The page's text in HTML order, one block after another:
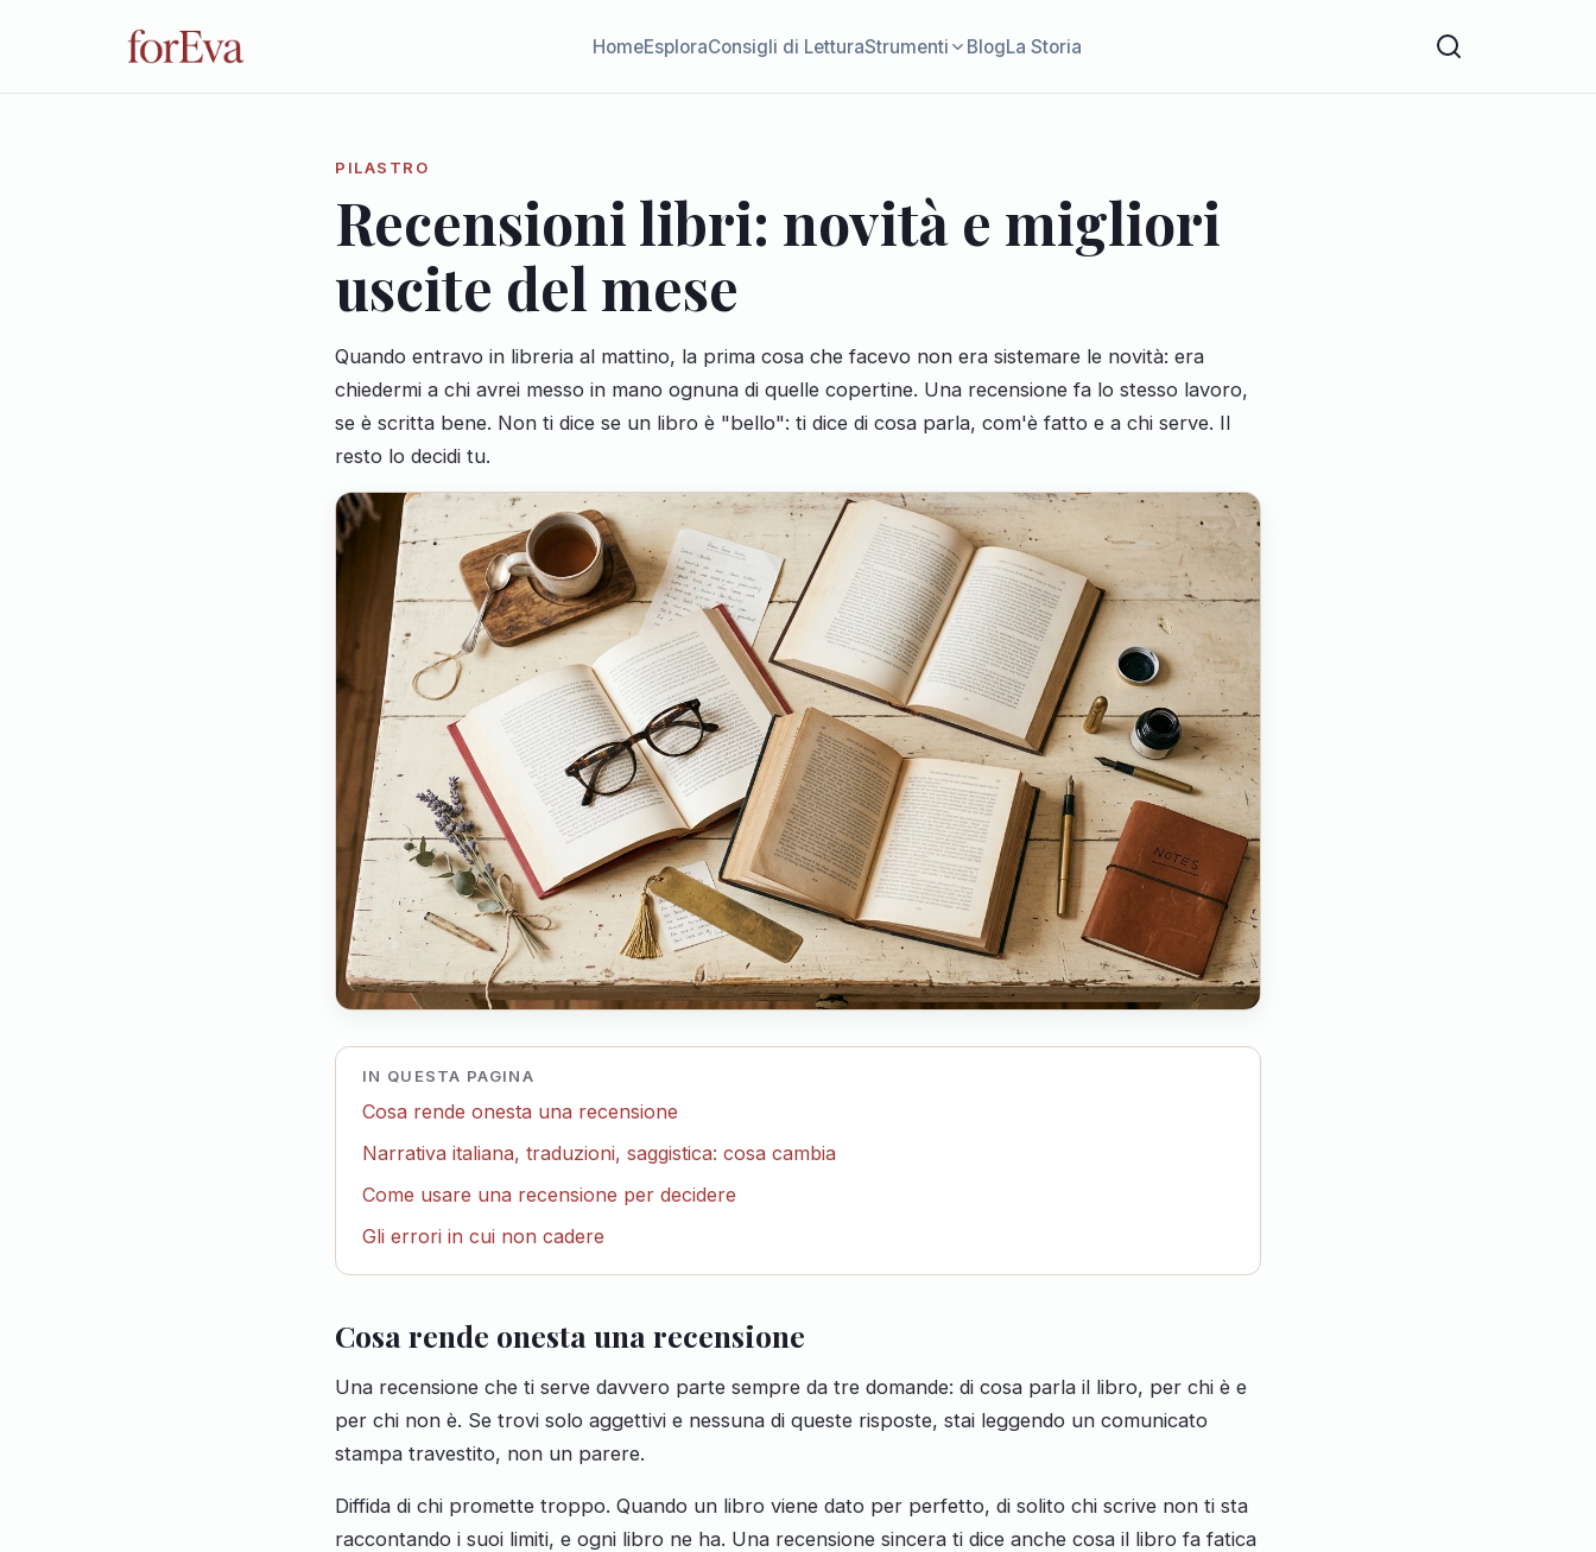
HomeEsploraConsigli di LetturaStrumenti BlogLa Storia
PILASTRO
Recensioni libri: novità e migliori
uscite del mese
Quando entravo in libreria al mattino, la prima cosa che facevo non era sistemare le novità: era
chiedermi a chi avrei messo in mano ognuna di quelle copertine. Una recensione fa lo stesso lavoro,
se è scritta bene. Non ti dice se un libro è "bello": ti dice di cosa parla, com'è fatto e a chi serve. Il
resto lo decidi tu.
IN QUESTA PAGINA
Cosa rende onesta una recensione
Narrativa italiana, traduzioni, saggistica: cosa cambia
Come usare una recensione per decidere
Gli errori in cui non cadere
Cosa rende onesta una recensione
Una recensione che ti serve davvero parte sempre da tre domande: di cosa parla il libro, per chi è e
per chi non è. Se trovi solo aggettivi e nessuna di queste risposte, stai leggendo un comunicato
stampa travestito, non un parere.
Diffida di chi promette troppo. Quando un libro viene dato per perfetto, di solito chi scrive non ti sta
raccontando i suoi limiti, e ogni libro ne ha. Una recensione sincera ti dice anche cosa il libro fa fatica